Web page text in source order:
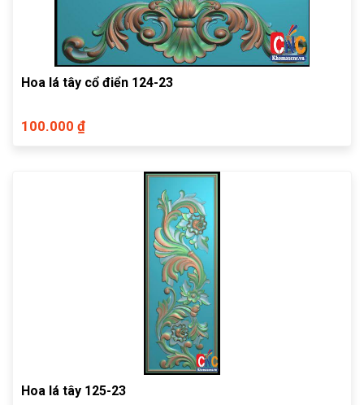
Hoa lá tây cổ điển 124-23
100.000 ₫
Hoa lá tây 125-23